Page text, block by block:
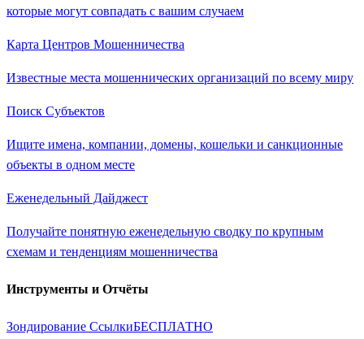
которые могут совпадать с вашим случаем
Карта Центров Мошенничества
Известные места мошеннических организаций по всему миру
Поиск Субъектов
Ищите имена, компании, домены, кошельки и санкционные
объекты в одном месте
Еженедельный Дайджест
Получайте понятную еженедельную сводку по крупным
схемам и тенденциям мошенничества
Инструменты и Отчёты
Зондирование СсылкиБЕСПЛАТНО